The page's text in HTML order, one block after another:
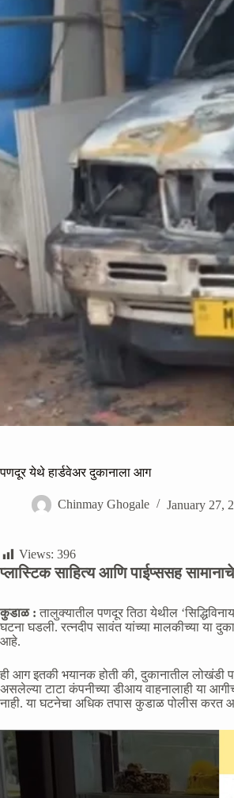
पणदूर येथे हार्डवेअर दुकानाला आग
Chinmay Ghogale January 27,
Views: 396
प्लास्टिक साहित्य आणि पाईप्ससह
कुडाळ : तालुक्यातील पणदूर तिठा येथील
घटना घडली. रत्नदीप सावंत यांच्या मालकीच्या या
आहे.
ही आग इतकी भयानक होती की, दुकानातील लोखंडी
असलेल्या टाटा कंपनीच्या डीआय वाहनालाही या
नाही. या घटनेचा अधिक तपास कुडाळ पोलीस करत